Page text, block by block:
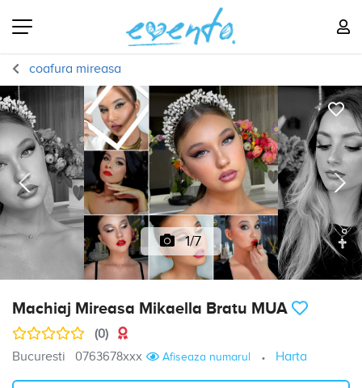
coafura mireasa
1/7
Machiaj Mireasa Mikaella Bratu MUA
(0)
Bucuresti
0763678xxx Afiseaza numarul Harta